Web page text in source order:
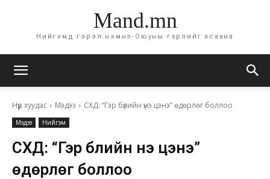
Mand.mn
Нийгэмд гэрэл нэмнэ-Оюуны гэрлийг асаана
Нүүр хуудас Мэдээ СХД: “Гэр бүлийн үнэ цэнэ” өдөрлөг боллоо
Мэдээ Нийгэм
СХД: “Гэр бүлийн үнэ цэнэ”
өдөрлөг боллоо